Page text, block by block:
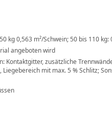
kg 0,563 m²/Schwein; 50 bis 110
angeboten wird
Kontaktgitter, zusätzliche
mit max. 5 % Schlitz;